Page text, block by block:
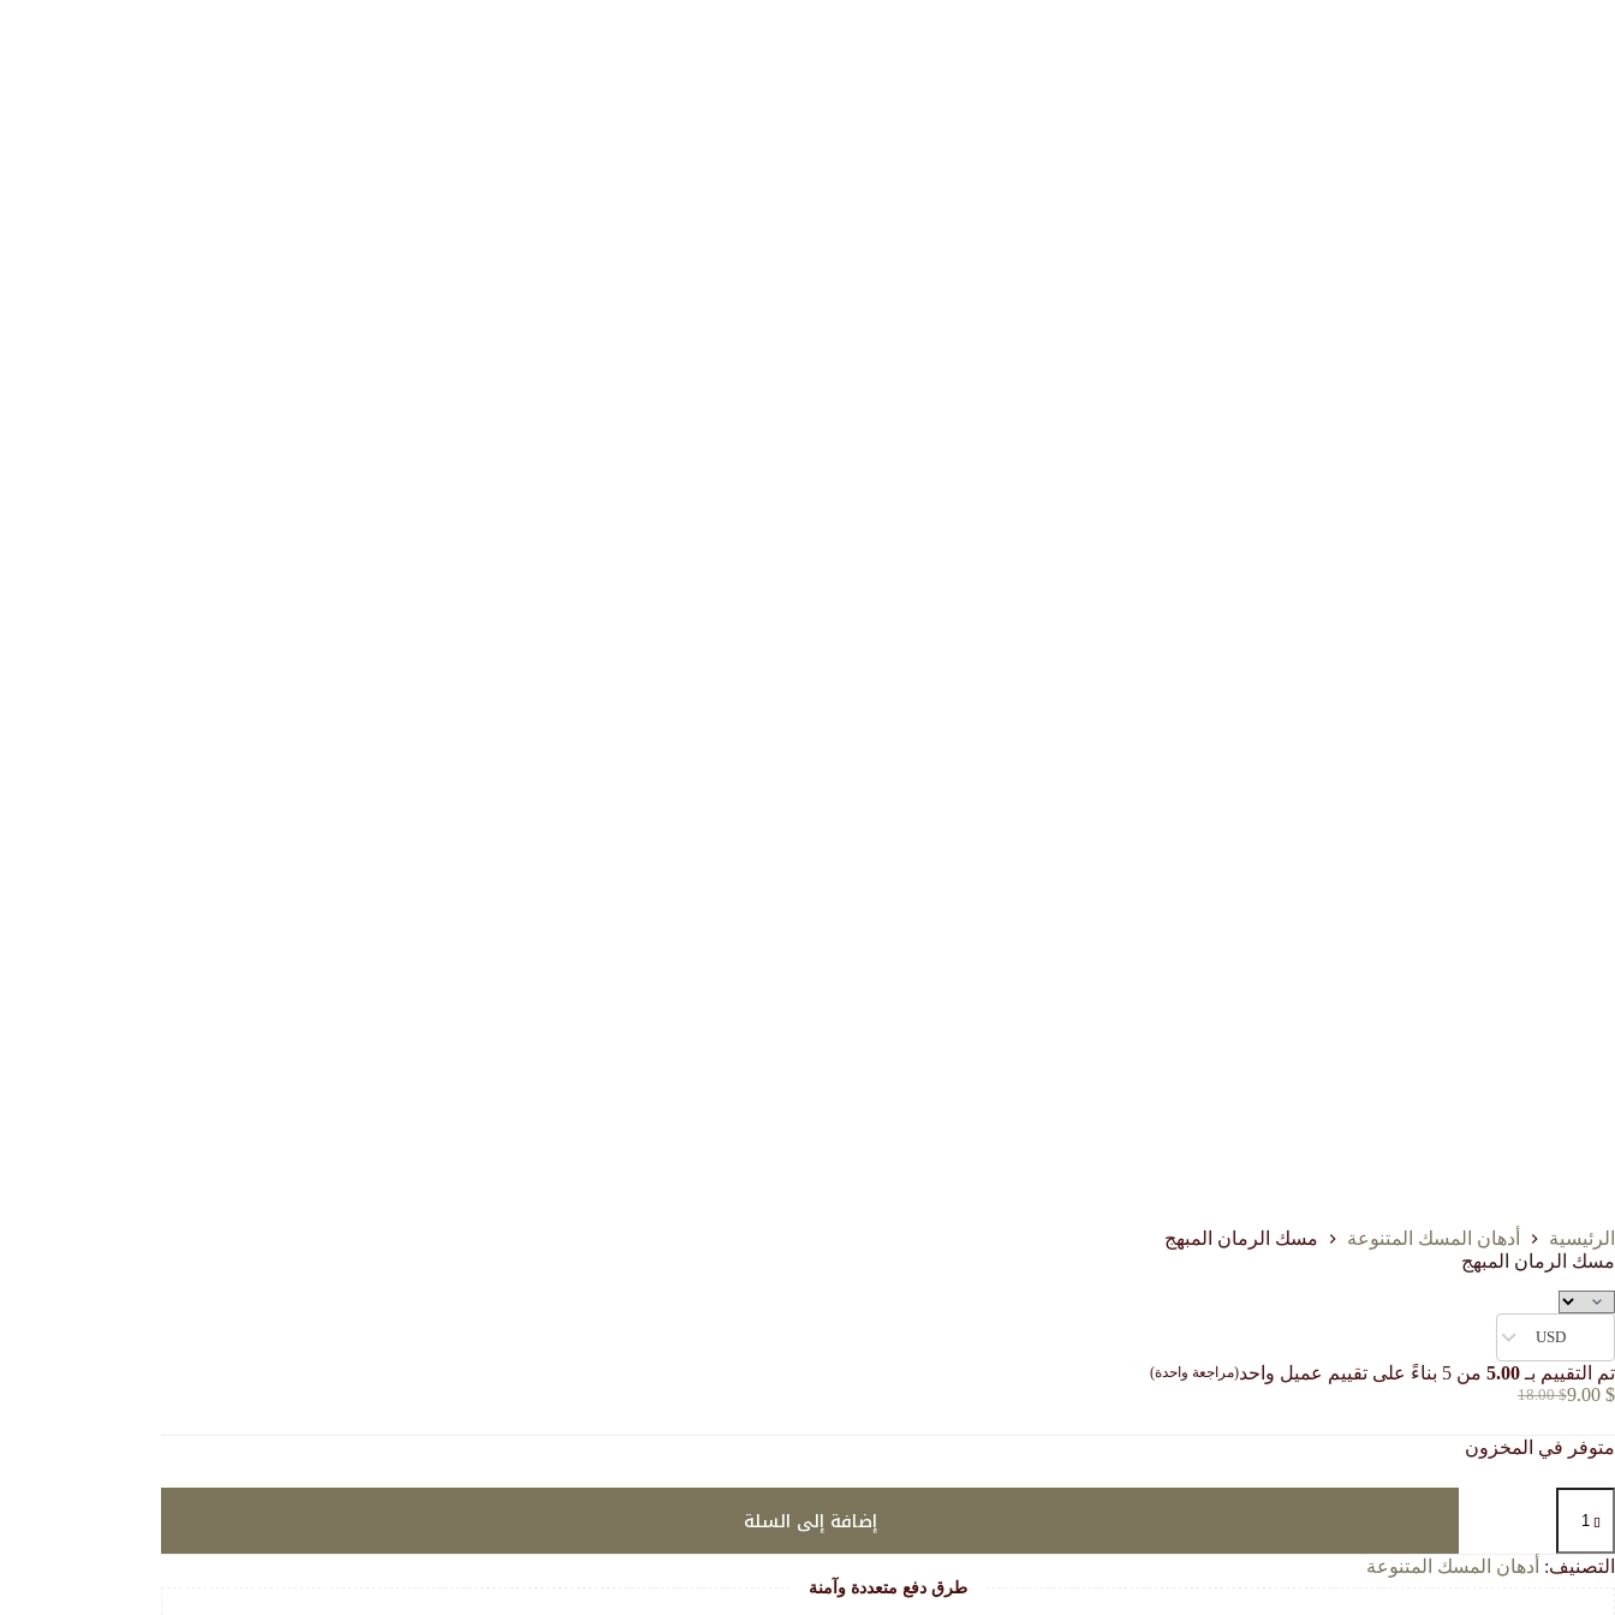
الرئيسية أدهان المسك المتنوعة
مسك الرمان المبهج
مسك الرمان المبهج
USD
تم التقييم بـ 5.00 من 5 بناءً على تقييم عميل واحد
(مراجعة واحدة)
18.00$
السعر
هو:
9.00 $
السعر
هو:
متوفر في المخزون
مسك
المبهج
إضافة إلى السلة
التصنيف: أدهان المسك المتنوعة
طرق دفع متعددة وآمنة